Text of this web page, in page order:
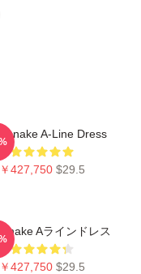
A-Line Dress
￥427,750 $29.5
Aラインドレス
￥427,750 $29.5